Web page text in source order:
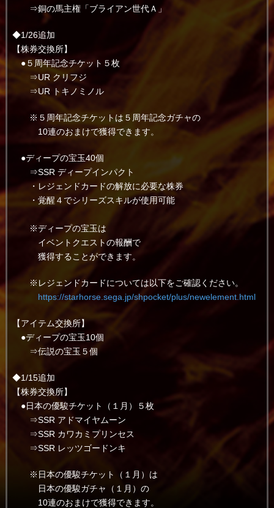
⇒銅の馬主権「ブライアン世代Ａ」
◆1/26追加
【株券交換所】
●５周年記念チケット５枚
⇒UR クリフジ
⇒UR トキノミノル
※５周年記念チケットは５周年記念ガチャの
10連のおまけで獲得できます。
●ディープの宝玉40個
⇒SSR ディープインパクト
・レジェンドカードの解放に必要な株券
・覚醒４でシリーズスキルが使用可能
※ディープの宝玉は
イベントクエストの報酬で
獲得することができます。
※レジェンドカードについては以下をご確認ください。
https://starhorse.sega.jp/shpocket/plus/newelement.html
【アイテム交換所】
●ディープの宝玉10個
⇒伝説の宝玉５個
◆1/15追加
【株券交換所】
●日本の優駿チケット（１月）５枚
⇒SSR アドマイヤムーン
⇒SSR カワカミプリンセス
⇒SSR レッツゴードンキ
※日本の優駿チケット（１月）は
日本の優駿ガチャ（１月）の
10連のおまけで獲得できます。